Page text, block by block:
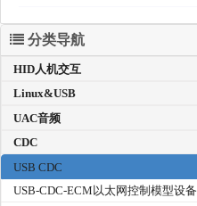
分类导航
HID人机交互
Linux&USB
UAC音频
CDC
USB CDC
USB-CDC-ECM以太网控制模型设备